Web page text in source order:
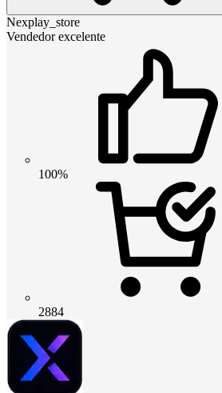
Nexplay_store
Vendedor excelente
100%
2884